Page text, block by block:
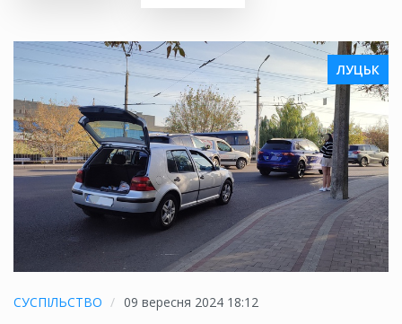
ЛУЦЬК
СУСПІЛЬСТВО 09 вересня 2024 18:12